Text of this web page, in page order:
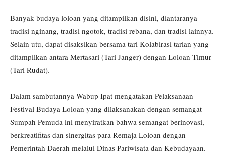
Banyak budaya loloan yang ditampilkan disini, diantaranya
tradisi nginang, tradisi ngotok, tradisi rebana, dan tradisi lainnya.
Selain utu, dapat disaksikan bersama tari Kolabirasi tarian yang
ditampilkan antara Mertasari (Tari Janger) dengan Loloan Timur
(Tari Rudat).
Dalam sambutannya Wabup Ipat mengatakan Pelaksanaan
Festival Budaya Loloan yang dilaksanakan dengan semangat
Sumpah Pemuda ini menyiratkan bahwa semangat berinovasi,
berkreatifitas dan sinergitas para Remaja Loloan dengan
Pemerintah Daerah melalui Dinas Pariwisata dan Kebudayaan.